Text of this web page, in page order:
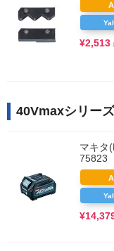
¥2,513
40Vmaxシリー
マキタ
75823